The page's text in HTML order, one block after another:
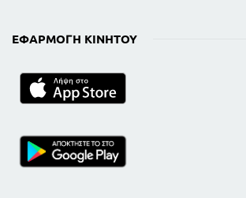
ΕΦΑΡΜΟΓΉ ΚΙΝΗΤΟΎ